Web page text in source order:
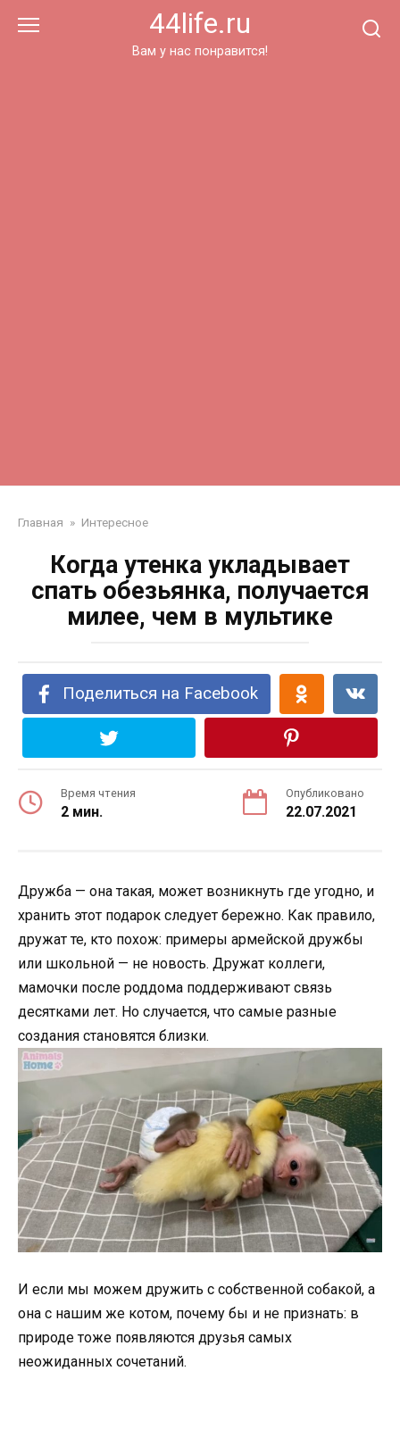
44life.ru
Вам у нас понравится!
Главная » Интересное
Когда утенка укладывает
спать обезьянка, получается
милее, чем в мультике
Поделиться на Facebook
Время чтения
2 мин.
Опубликовано
22.07.2021
Дружба — она такая, может возникнуть где угодно, и
хранить этот подарок следует бережно. Как правило,
дружат те, кто похож: примеры армейской дружбы
или школьной — не новость. Дружат коллеги,
мамочки после роддома поддерживают связь
десятками лет. Но случается, что самые разные
создания становятся близки.
И если мы можем дружить с собственной собакой, а
она с нашим же котом, почему бы и не признать: в
природе тоже появляются друзья самых
неожиданных сочетаний.